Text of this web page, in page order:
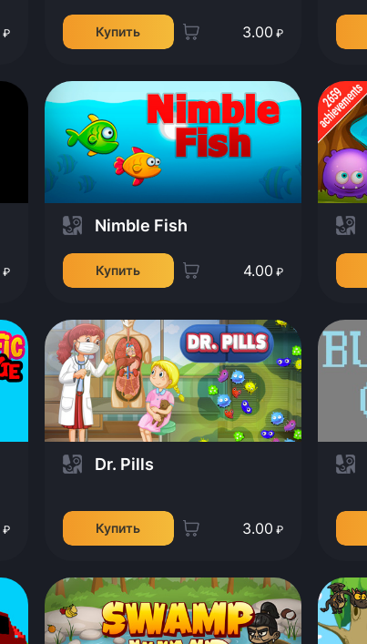
₽ Купить 3.00 ₽
₽
Nimble Fish
Купить 4.00 ₽
₽
Dr. Pills
Купить 3.00 ₽
Всего товара в корзине
Сумма к оплате (без скидок)